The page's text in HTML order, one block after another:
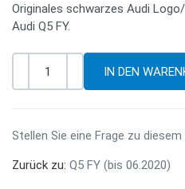
Originales schwarzes Audi
Audi Q5 FY.
Stellen Sie eine Frage zu
Zurück zu: Q5 FY (bis 06.2020)